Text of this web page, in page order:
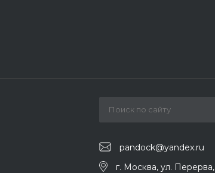
pandock@yandex.ru
г. Москва, ул. Перерва,